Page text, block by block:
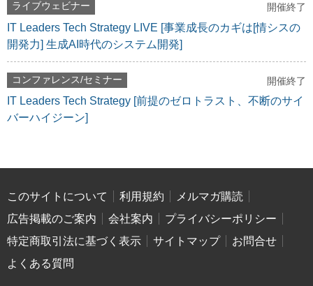
ライブウェビナー 開催終了
IT Leaders Tech Strategy LIVE [事業成長のカギは[情シスの
開発力] 生成AI時代のシステム開発]
コンファレンス/セミナー 開催終了
IT Leaders Tech Strategy [前提のゼロトラスト、不断のサイ
バーハイジーン]
このサイトについて 利用規約
メルマガ購読
広告掲載のご案内
会社案内
プライバシーポリシー
特定商取引法に基づく表示
サイトマップ
お問合せ
よくある質問